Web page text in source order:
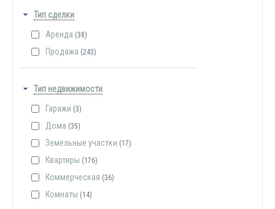
Тип сделки
Аренда (38)
Продажа (243)
Тип недвижимости
Гаражи (3)
Дома (35)
Земельные участки (17)
Квартиры (176)
Коммерческая (36)
Комнаты (14)